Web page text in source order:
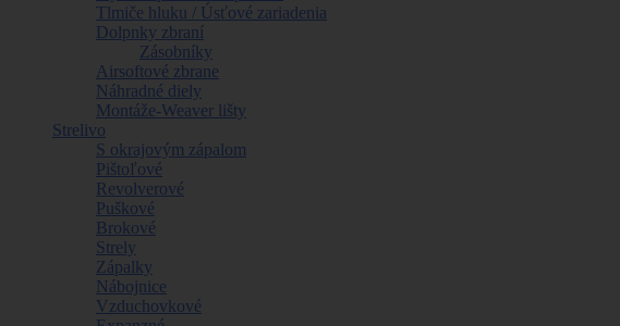
Tlmiče hluku / Úsťové zariadenia
Dolpnky zbraní
Zásobníky
Airsoftové zbrane
Náhradné diely
Montáže-Weaver lišty
Strelivo
S okrajovým zápalom
Pištoľové
Revolverové
Puškové
Brokové
Strely
Zápalky
Nábojnice
Vzduchovkové